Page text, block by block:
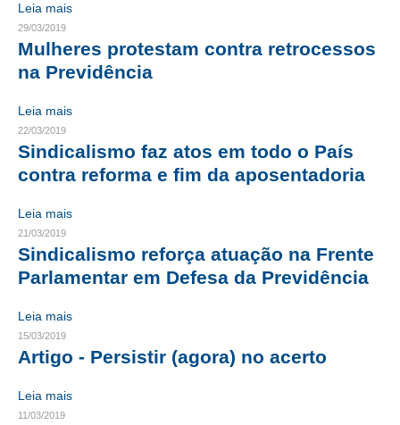
HISTÓRICO E ATUAÇÃO
COMPOSIÇÃO
CONSELHOS ASSESSORES
PERSONALIDADES DA TECNOLOGIA
NÚCLEO DA MULHER ENGENHEIRA
JURÍDICO
CONSULTORIA
CONTRIBUIÇÕES
CONTRIBUIÇÃO ASSOCIATIVA OU ANUIDADE DE SÓCIO
Leia mais
29/03/2019
Mulheres protestam contra retrocessos
na Previdência
Leia mais
22/03/2019
Sindicalismo faz atos em todo o País
contra reforma e fim da aposentadoria
Leia mais
21/03/2019
Sindicalismo reforça atuação na Frente
Parlamentar em Defesa da Previdência
Leia mais
15/03/2019
Artigo - Persistir (agora) no acerto
Leia mais
11/03/2019